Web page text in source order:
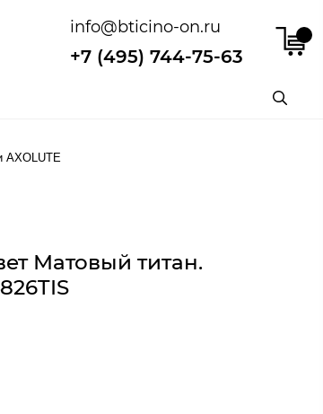
info@bticino-on.ru
+7 (495) 744-75-63
AXOLUTE
Матовый титан.